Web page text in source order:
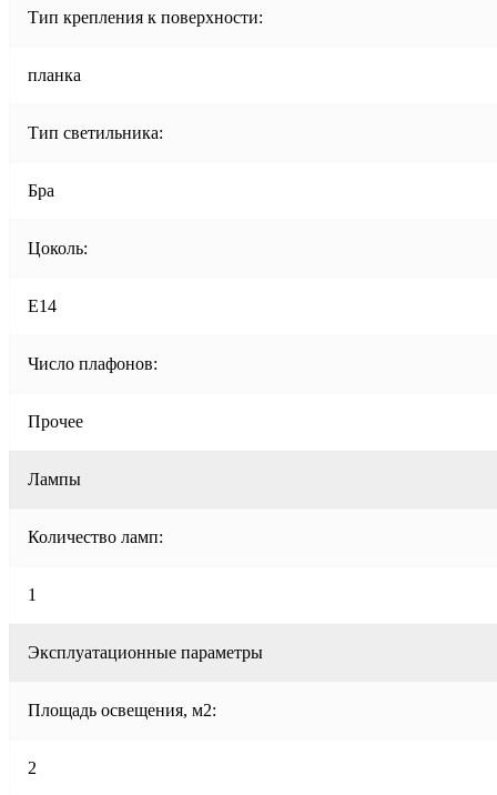
Тип крепления к поверхности:
планка
Тип светильника:
Бра
Цоколь:
E14
Число плафонов:
Прочее
Лампы
Количество ламп:
1
Эксплуатационные параметры
Площадь освещения, м2:
2